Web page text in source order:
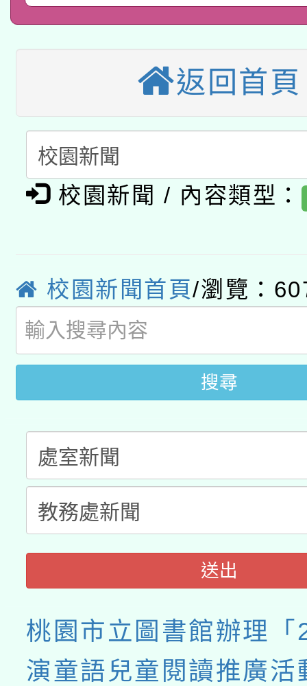
招甄選結果公告(無人
適應運動共學行動站研
本館辦理115年度閱讀
暨閱讀推動專業研習
科技賦能─人工智慧
礎課程
A3數位素養講師名單
「數位內容與教學軟體
pilot」
有關大陸委員會函釋公
用水績優單位及節水達
動」
桃園市孔廟祈福系列
開 智慧啟航」
2026年桃園地景藝術
返回首頁
校園新聞 / 內容類型：
校園新聞首頁/瀏覽：
搜尋
送出
桃園市立圖書館辦理
演童語兒童閱讀推廣活